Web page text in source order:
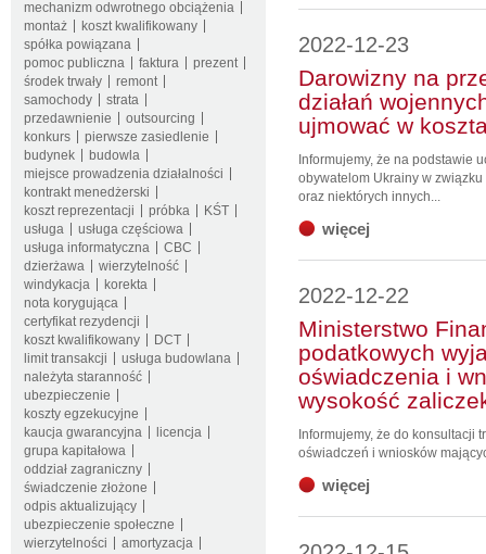
mechanizm odwrotnego obciążenia
montaż
koszt kwalifikowany
spółka powiązana
pomoc publiczna
faktura
prezent
środek trwały
remont
samochody
strata
przedawnienie
outsourcing
konkurs
pierwsze zasiedlenie
budynek
budowla
miejsce prowadzenia działalności
kontrakt menedżerski
koszt reprezentacji
próbka
KŚT
usługa
usługa częściowa
usługa informatyczna
CBC
dzierżawa
wierzytelność
windykacja
korekta
nota korygująca
certyfikat rezydencji
koszt kwalifikowany
DCT
limit transakcji
usługa budowlana
należyta staranność
ubezpieczenie
koszty egzekucyjne
kaucja gwarancyjna
licencja
grupa kapitałowa
oddział zagraniczny
świadczenie złożone
odpis aktualizujący
ubezpieczenie społeczne
wierzytelności
amortyzacja
2022-12-23
Darowizny na
działań
ujmować w
Informujemy, że na podstawie
obywatelom Ukrainy w
oraz niektórych innych...
więcej
2022-12-22
Ministerstwo
podatkowych
oświadczenia i
wysokość
Informujemy, że do konsultacji
oświadczeń i wniosków
więcej